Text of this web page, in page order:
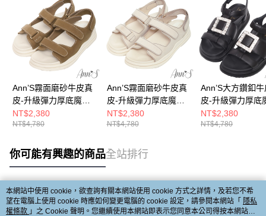
Ann’S霧面磨砂牛皮真
皮-升級彈力厚底魔鬼
氈涼鞋4cm-棕
NT$2,380
NT$4,780
Ann’S霧面磨砂牛皮真
皮-升級彈力厚底魔鬼
氈涼鞋4cm-米白
NT$2,380
NT$4,780
Ann’S大方鑽釦
皮-升級彈力厚底
氈涼鞋4cm-黑
NT$2,380
NT$4,780
你可能有興趣的商品全站排行
熱門標籤
本網站中使用 cookie，欲查詢有關本網站使用 cookie 方式之詳情，及若您不希
望在電腦上使用 cookie 時應如何變更電腦的 cookie 設定，請參閱本網站「 隱私
權條款 」之 Cookie 聲明。您繼續使用本網站即表示您同意本公司得按本網站使